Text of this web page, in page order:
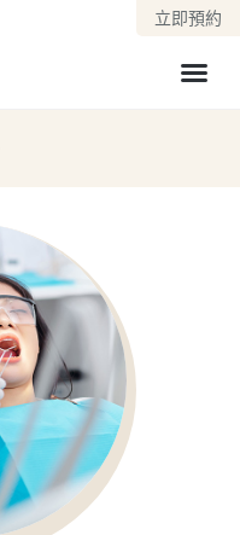
立即預約